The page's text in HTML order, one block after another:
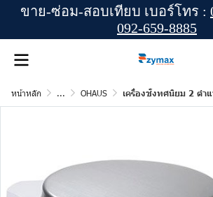
ขาย-ซ่อม-สอบเทียบ เบอร์โทร :
092-659-8885
หน้าหลัก ... OHAUS เครื่องชั่งทศนิยม 2 ตำแหน่ง รุ่น